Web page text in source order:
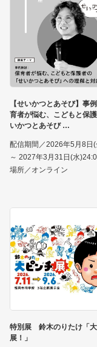
【せいかつとあそび】事
育者が悩む、こどもと保
いかつとあそび
配信期間／2026年5月8日
～ 2027年3月31日(水
場所／オンライン
特別展 鈴木のりたけ「
展！」